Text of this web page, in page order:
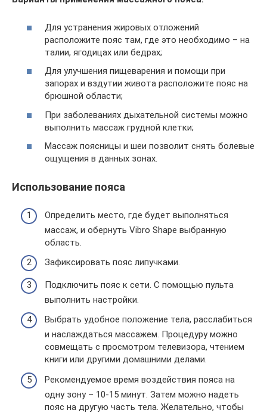
Для устранения жировых отложений
расположите пояс там, где это необходимо – на
талии, ягодицах или бедрах;
Для улучшения пищеварения и помощи при
запорах и вздутии живота расположите пояс на
брюшной области;
При заболеваниях дыхательной системы можно
выполнить массаж грудной клетки;
Массаж поясницы и шеи позволит снять болевые
ощущения в данных зонах.
Использование пояса
Определить место, где будет выполняться
массаж, и обернуть Vibro Shape выбранную
область.
Зафиксировать пояс липучками.
Подключить пояс к сети. С помощью пульта
выполнить настройки.
Выбрать удобное положение тела, расслабиться
и наслаждаться массажем. Процедуру можно
совмещать с просмотром телевизора, чтением
книги или другими домашними делами.
Рекомендуемое время воздействия пояса на
одну зону – 10-15 минут. Затем можно надеть
пояс на другую часть тела. Желательно, чтобы